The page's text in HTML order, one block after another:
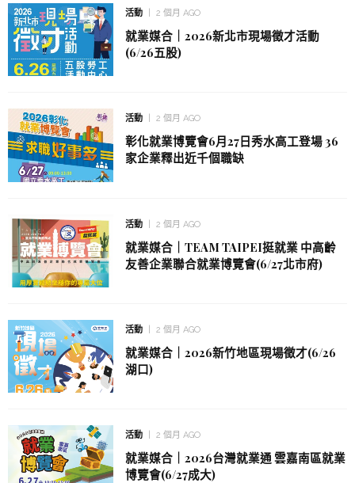
活動 2 個月 AGO
就業媒合｜2026新北市現場徵才活動
(6/26五股)
活動 2 個月 AGO
彰化就業博覽會6月27日秀水高工登場 36
家企業釋出近千個職缺
活動 2 個月 AGO
就業媒合｜TEAM TAIPEI挺就業 中高齡
友善企業聯合就業博覽會(6/27北市府)
活動 2 個月 AGO
就業媒合｜2026新竹地區現場徵才(6/26
湖口)
活動 2 個月 AGO
就業媒合｜2026台灣就業通 雲嘉南區就業
博覽會(6/27成大)